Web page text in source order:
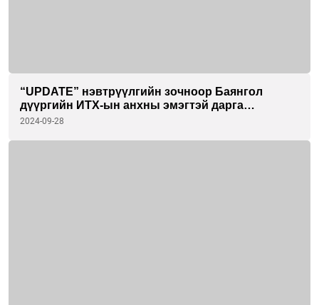
“UPDATE” нэвтрүүлгийн зочноор Баянгол
дүүргийн ИТХ-ын анхны эмэгтэй дарга
Баяртулгын Сэмжидмаа оролцлоо
2024-09-28